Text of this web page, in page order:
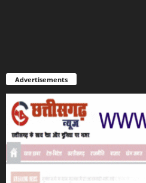
Advertisements